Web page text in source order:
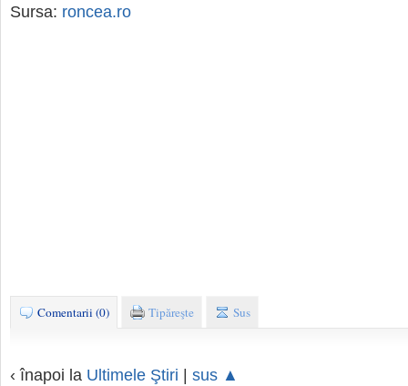
Sursa: roncea.ro
Comentarii (0) Tipăreşte Sus
‹ înapoi la Ultimele Ştiri sus ▲